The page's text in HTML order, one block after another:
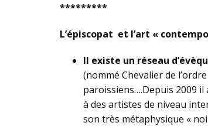
*********
L’épiscopat et l’art «
Il existe un réseau
(nommé Chevalier de
paroissiens….Depuis 2009
à des artistes de niveau
son très métaphysique «